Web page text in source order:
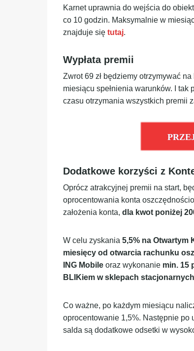
Karnet uprawnia do wejścia do
co 10 godzin. Maksymalnie w
znajduje się tutaj.
Wypłata premii
Zwrot 69 zł będziemy otrzymywać
miesiącu spełnienia warunków. I tak
czasu otrzymania wszystkich premii
Dodatkowe korzyści z
Oprócz atrakcyjnej premii na start,
oprocentowania konta
założenia konta, dla kwot poniżej
W celu zyskania 5,5% na Otwartym
miesięcy od otwarcia rachunku
ING Mobile oraz wykonanie min. 15
BLIKiem w sklepach stacjonarnych
Co ważne, po każdym miesiącu
oprocentowanie 1,5%. Następnie po
salda są dodatkowe odsetki w